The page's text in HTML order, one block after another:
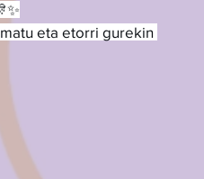
eta etorri gurekin